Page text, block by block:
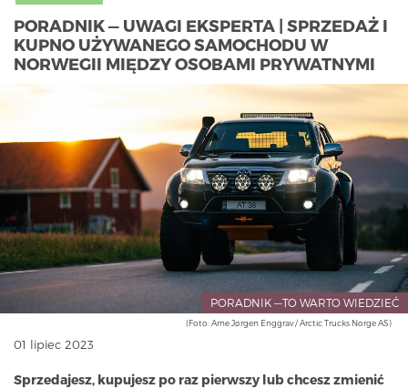
PORADNIK — UWAGI EKSPERTA | SPRZEDAŻ I
KUPNO UŻYWANEGO SAMOCHODU W
NORWEGII MIĘDZY OSOBAMI PRYWATNYMI
PORADNIK —TO WARTO WIEDZIEĆ
(Foto: Arne Jørgen Enggrav / Arctic Trucks Norge AS)
01 lipiec 2023
Sprzedajesz, kupujesz po raz pierwszy lub chcesz zmienić